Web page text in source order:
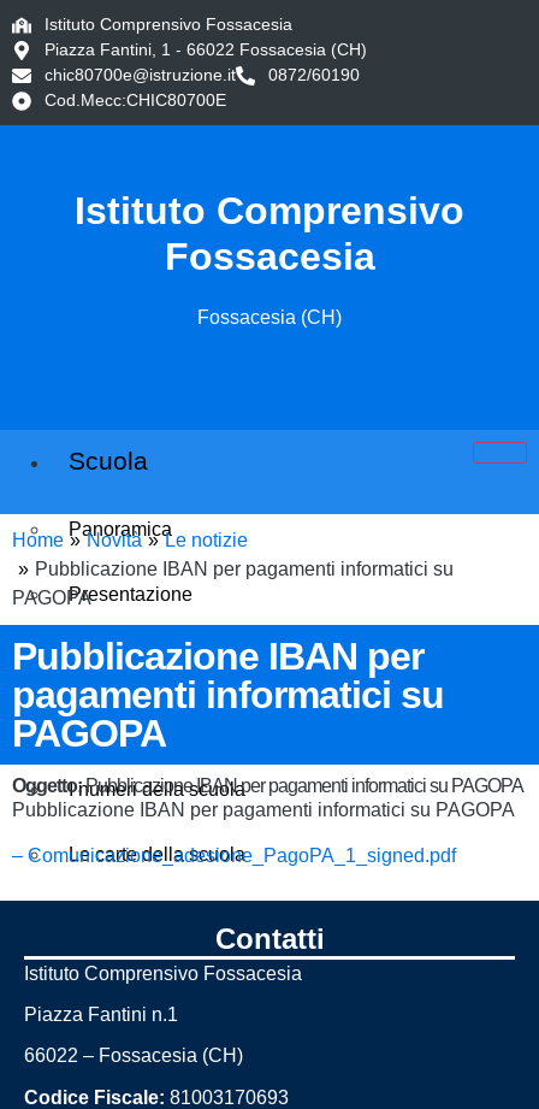
Istituto Comprensivo Fossacesia
Piazza Fantini, 1 - 66022 Fossacesia (CH)
chic80700e@istruzione.it
0872/60190
Cod.Mecc:CHIC80700E
Istituto Comprensivo
Fossacesia
Fossacesia (CH)
Scuola
Panoramica
Presentazione
I luoghi
Le persone
I numeri della scuola
Le carte della scuola
La storia
Panoramica
Home Novità
Le notizie
Pubblicazione IBAN per pagamenti informatici su
PAGOPA
Pubblicazione IBAN per
pagamenti informatici su
PAGOPA
Oggetto:Pubblicazione IBAN per pagamenti informatici su PAGOPA
Pubblicazione IBAN per pagamenti informatici su PAGOPA
– Comunicazione_adesione_PagoPA_1_signed.pdf
Contatti
Istituto Comprensivo Fossacesia
Piazza Fantini n.1
66022 – Fossacesia (CH)
Codice Fiscale: 81003170693